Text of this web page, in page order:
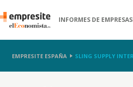
INFORMES DE EMPRESAS
EMPRESITE ESPAÑA SLING SUPPLY